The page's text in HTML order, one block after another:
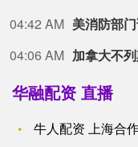
04:42 AM
04:06 AM
华融配资 直播
牛人配资 上海合作组